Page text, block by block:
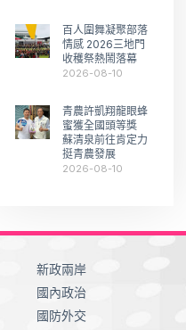
百人圍舞凝聚部落
情感 2026三地門
收穫祭熱鬧落幕
2026-08-10
青農許凱翔龍眼蜂
蜜獲全國頭等獎
蘇清泉前往肯定力
挺青農發展
2026-08-10
新政兩岸
國內政治
國防外交